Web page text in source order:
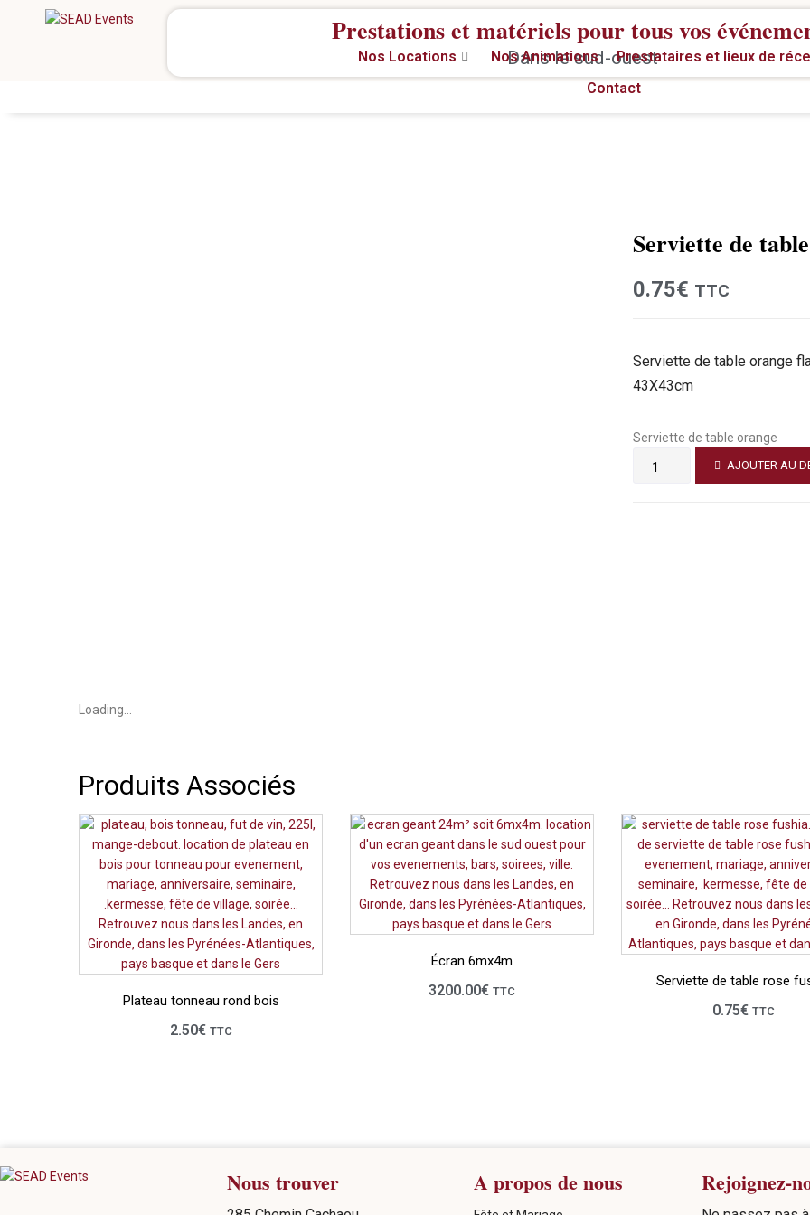
Prestations et matériels pour tous vos
Dans le sud-ouest
Nos Locations Nos Animations
Prestataires et lieux de
Contact
Serviette de
0.75€ TTC
Serviette de table orange
43X43cm
Serviette de table orange
AJOUTER AU
Loading...
Produits Associés
Plateau tonneau rond bois
2.50€ TTC
Écran 6mx4m
3200.00€ TTC
Serviette de table rose
0.75€ TTC
Nous trouver A propos de nous Rejoignez-